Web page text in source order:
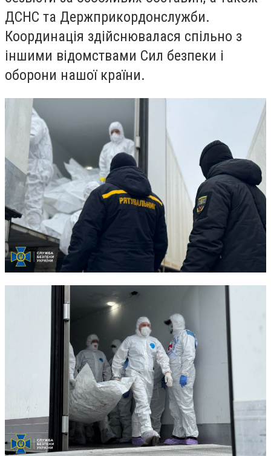
ДСНС та Держприкордонслужби.
Координація здійснювалася спільно з
іншими відомствами Сил безпеки і
оборони нашої країни.